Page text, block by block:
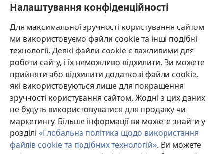
Налаштування конфіденційності
Для максимальної зручності користування сайтом
ми використовуємо файли cookie та інші подібні
технології. Деякі файли cookie є важливими для
роботи сайту, і їх неможливо відхилити. Ви можете
прийняти або відхилити додаткові файли cookie,
які використовуються лише для покращення
зручності користування сайтом. Жодні з цих даних
не будуть використовуватися для продажу чи
маркетингу. Більше інформації ви можете знайти у
розділі «Глобальна політика щодо використання
файлів cookie та подібних технологій». Ви можете
Пожертви
(відкривається
у
новому
вікні)
ОНЛАЙН-БІБЛІОТЕКА Товариства «Вартова башта»™
(відкривається
у
новому
вікні)
JW Hub ®
(відкривається
у
новомуJW Library
Watchtower Library